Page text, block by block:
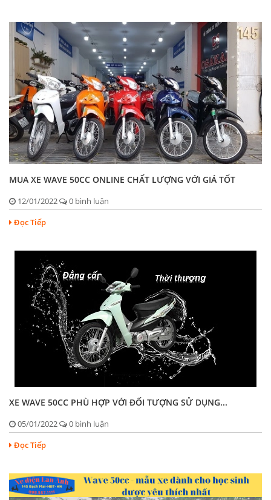
MUA XE WAVE 50CC ONLINE CHẤT LƯỢNG VỚI GIÁ TỐT
12/01/2022
0 bình luận
Đọc Tiếp
XE WAVE 50CC PHÙ HỢP VỚI ĐỐI TƯỢNG SỬ DỤNG...
05/01/2022
0 bình luận
Đọc Tiếp